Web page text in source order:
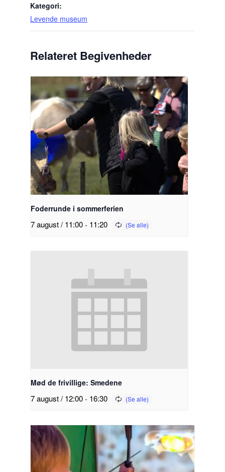
Kategori:
Levende museum
Relateret Begivenheder
Foderrunde i sommerferien
7 august / 11:00- 11:20
Mød de frivillige: Smedene
7 august / 12:00- 16:30